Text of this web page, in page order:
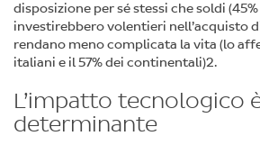
disposizione per sé stessi che soldi
investirebbero volentieri nell’acquisto
rendano meno complicata la vita (lo
italiani e il 57% dei continentali)2.
L’impatto tecnologico
determinante